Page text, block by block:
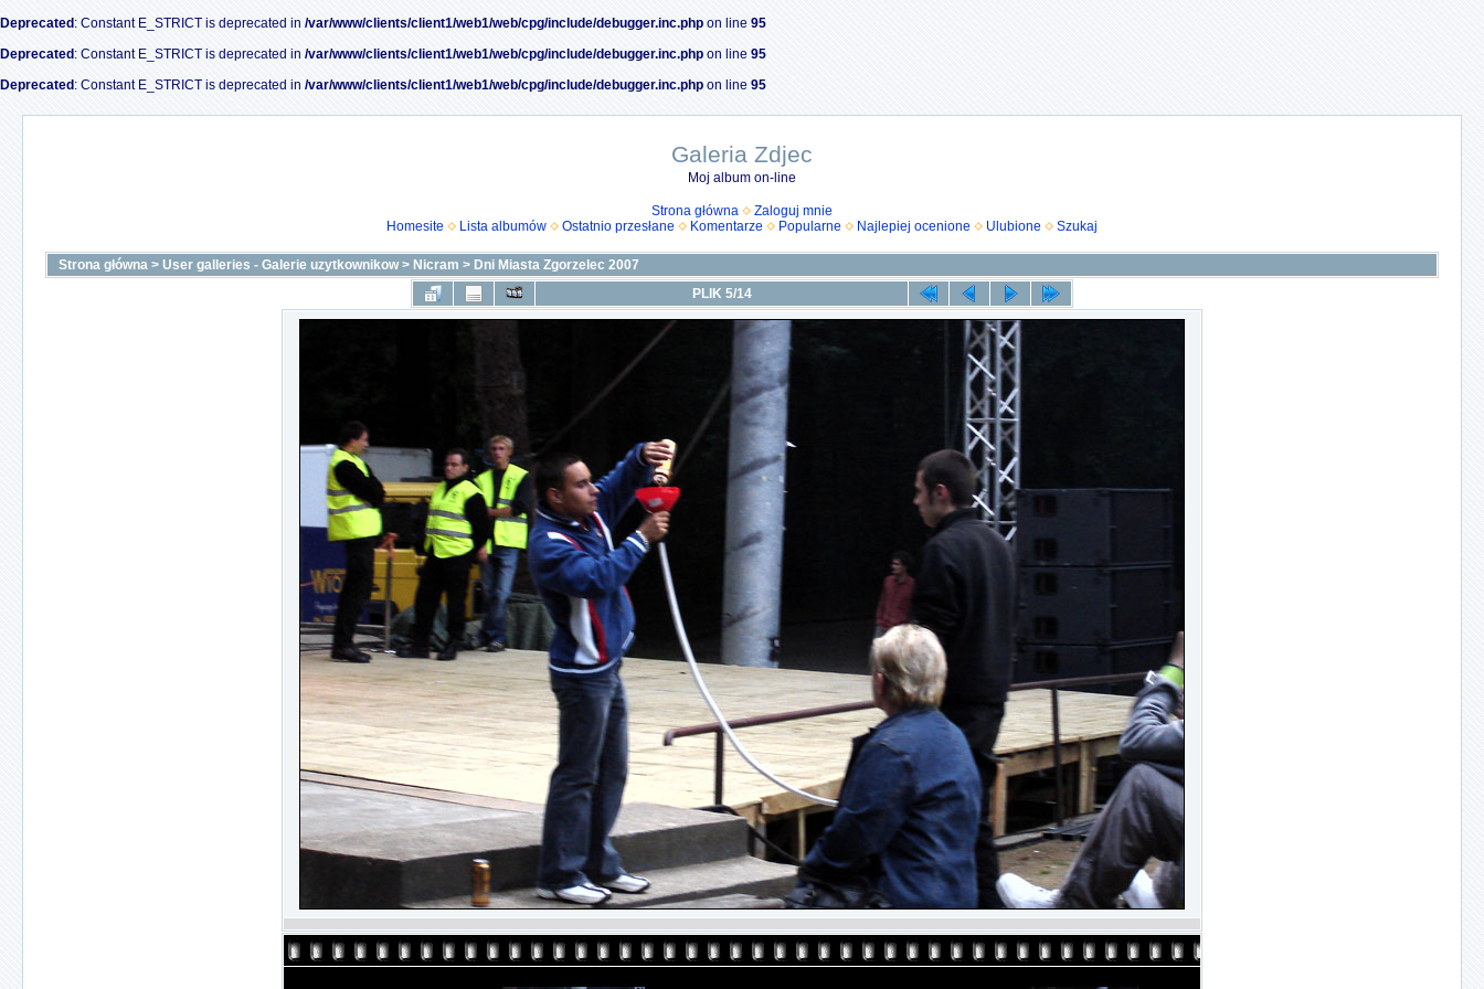
Deprecated : Constant E_STRICT is deprecated in /var/www/clients/client1/web1/web/cpg/include/debugger.inc.php on line 95
Deprecated : Constant E_STRICT is deprecated in /var/www/clients/client1/web1/web/cpg/include/debugger.inc.php on line 95
Deprecated : Constant E_STRICT is deprecated in /var/www/clients/client1/web1/web/cpg/include/debugger.inc.php on line 95
Galeria Zdjec
Moj album on-line
Strona główna
Zaloguj mnie
Homesite
Lista albumów Ostatnio przesłane Komentarze Popularne Najlepiej ocenione Ulubione Szukaj
Strona główna > User galleries - Galerie uzytkownikow> Nicram > Dni Miasta Zgorzelec 2007
PLIK 5/14